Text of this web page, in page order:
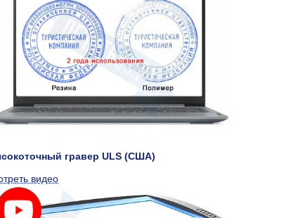
гравер ULS (США)
видео